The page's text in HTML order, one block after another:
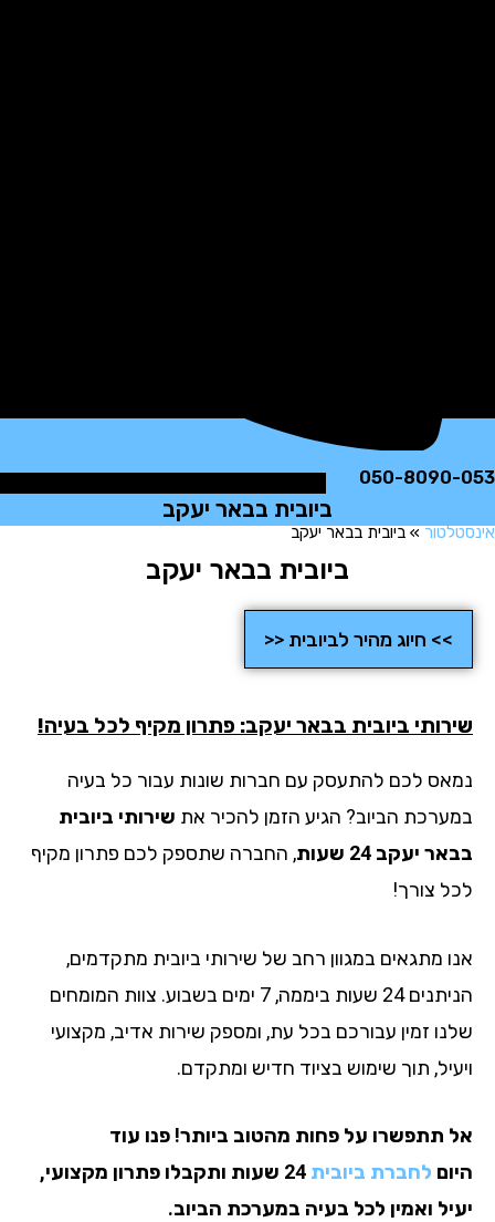
050-
ביובית בבאר יעקב
»ביובית בבאר יעקב
ביובית בבאר יעקב
>> חיוג מהיר לביובית <<
ביובית בבאר יעקב: פתרון מקיף לכל בעיה!
לכם להתעסק עם חברות שונות עבור כל בעיה
הביוב? הגיע הזמן להכיר אתשירותי ביובית
יעקב 24 שעות
, החברה שתספק לכם פתרון מקיף
צורך!
מתגאים במגוון רחב של שירותי ביובית מתקדמים,
הניתנים 24 שעות ביממה, 7 ימים בשבוע. צוות המומחים
זמין עבורכם בכל עת, ומספק שירות אדיב, מקצועי
תוך שימוש בציוד חדיש ומתקדם.
תתפשרו על פחות מהטוב ביותר! פנו עוד
לחברת ביובית
24 שעות ותקבלו פתרון מקצועי,
ואמין לכל בעיה במערכת הביוב.